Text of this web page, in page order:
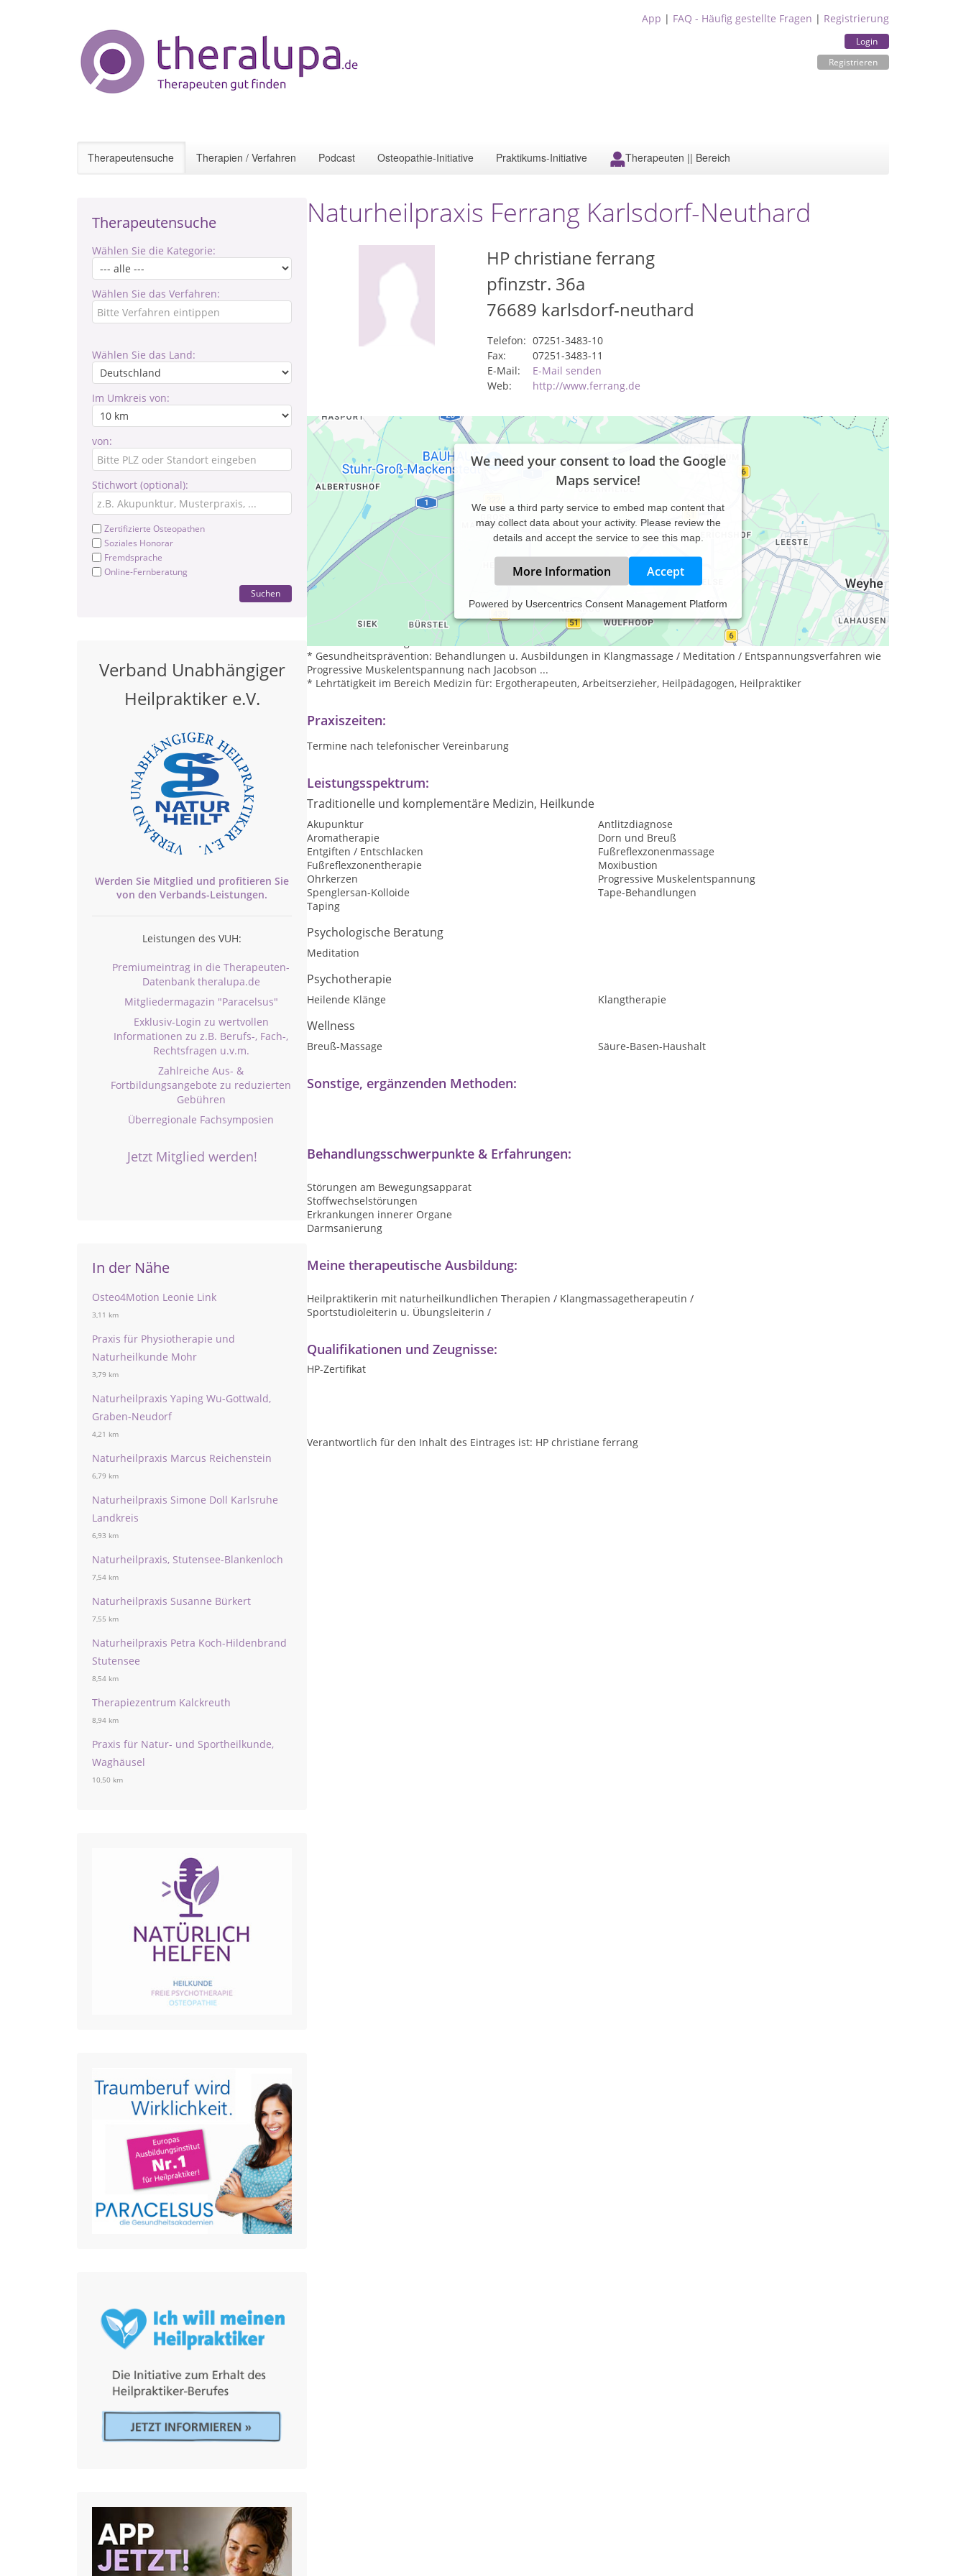
App | FAQ - Häufig gestellte Fragen | Registrierung
Login
Registrieren
Therapeutensuche Therapien / Verfahren Podcast Osteopathie-Initiative Praktikums-Initiative Therapeuten || Bereich
Therapeutensuche
Wählen Sie die Kategorie:
Wählen Sie das Verfahren:
Wählen Sie das Land:
Im Umkreis von:
von:
Stichwort (optional):
Zertifizierte Osteopathen
Soziales Honorar
Fremdsprache
Online-Fernberatung
Suchen
Verband Unabhängiger
Heilpraktiker e.V.
Werden Sie Mitglied und profitieren Sie
von den Verbands-Leistungen.
Leistungen des VUH:
Premiumeintrag in die Therapeuten-
Datenbank theralupa.de
Mitgliedermagazin "Paracelsus"
Exklusiv-Login zu wertvollen
Informationen zu z.B. Berufs-, Fach-,
Rechtsfragen u.v.m.
Zahlreiche Aus- &
Fortbildungsangebote zu reduzierten
Gebühren
Überregionale Fachsymposien
Jetzt Mitglied werden!
In der Nähe
Osteo4Motion Leonie Link
3,11 km
Praxis für Physiotherapie und
Naturheilkunde Mohr
3,79 km
Naturheilpraxis Yaping Wu-Gottwald,
Graben-Neudorf
4,21 km
Naturheilpraxis Marcus Reichenstein
6,79 km
Naturheilpraxis Simone Doll Karlsruhe
Landkreis
6,93 km
Naturheilpraxis, Stutensee-Blankenloch
7,54 km
Naturheilpraxis Susanne Bürkert
7,55 km
Naturheilpraxis Petra Koch-Hildenbrand
Stutensee
8,54 km
Therapiezentrum Kalckreuth
8,94 km
Praxis für Natur- und Sportheilkunde,
Waghäusel
10,50 km
Naturheilpraxis Ferrang Karlsdorf-Neuthard
HP christiane ferrang
pfinzstr. 36a
76689 karlsdorf-neuthard
Telefon: 07251-3483-10
Fax:
07251-3483-11
E-Mail:
E-Mail senden
Web:
http://www.ferrang.de
We need your consent to load the Google
Maps service!
We use a third party service to embed map content that
may collect data about your activity. Please review the
details and accept the service to see this map.
More Information Accept
Powered by Usercentrics Consent Management Platform
Heilpraktikerin in 3 Arbeitsbereichen:
* eigene Naturheilpraxis mit Schwerpunkten: Schüßler Biochemie / Ohrakupunktur / Taping / Fußreflexzonen / Dorn-
* Gesundheitsprävention: Behandlungen u. Ausbildungen in Klangmassage / Meditation / Entspannungsverfahren wie
Progressive Muskelentspannung nach Jacobson ...
* Lehrtätigkeit im Bereich Medizin für: Ergotherapeuten, Arbeitserzieher, Heilpädagogen, Heilpraktiker
Praxiszeiten:
Termine nach telefonischer Vereinbarung
Leistungsspektrum:
Traditionelle und komplementäre Medizin, Heilkunde
Akupunktur
Antlitzdiagnose
Aromatherapie
Dorn und Breuß
Entgiften / Entschlacken
Fußreflexzonenmassage
Fußreflexzonentherapie
Moxibustion
Ohrkerzen
Progressive Muskelentspannung
Spenglersan-Kolloide
Tape-Behandlungen
Taping
Psychologische Beratung
Meditation
Psychotherapie
Heilende Klänge Klangtherapie
Wellness
Breuß-Massage Säure-Basen-Haushalt
Sonstige, ergänzenden Methoden:
Behandlungsschwerpunkte & Erfahrungen:
Störungen am Bewegungsapparat
Stoffwechselstörungen
Erkrankungen innerer Organe
Darmsanierung
Meine therapeutische Ausbildung:
Heilpraktikerin mit naturheilkundlichen Therapien / Klangmassagetherapeutin /
Sportstudioleiterin u. Übungsleiterin /
Qualifikationen und Zeugnisse:
HP-Zertifikat
Verantwortlich für den Inhalt des Eintrages ist: HP christiane ferrang